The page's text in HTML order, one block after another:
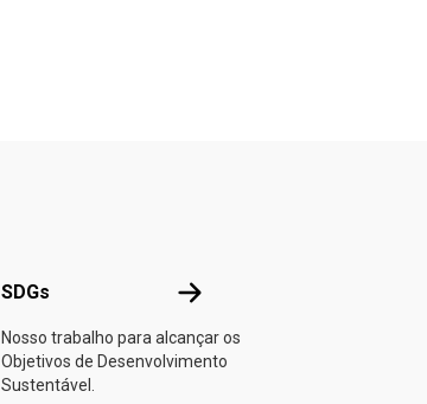
SDGs SDGs
Nosso trabalho para alcançar os
Objetivos de Desenvolvimento
Sustentável.